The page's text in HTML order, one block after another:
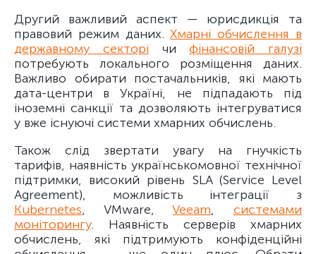
Другий важливий аспект — юрисдикція та
правовий режим даних.Хмарні обчислення в
державному секторі чифінансовій галузі
потребують локального розміщення даних.
Важливо обирати постачальників, які мають
дата-центри в Україні, не підпадають під
іноземні санкції та дозволяють інтегруватися
у вже існуючі системи хмарних обчислень.
Також слід звертати увагу на гнучкість
тарифів, наявність українськомовної технічної
підтримки, високий рівень SLA (Service Level
Agreement), можливість інтеграції з
Kubernetes, VMware,Veeam,системами
моніторингу. Наявність серверів хмарних
обчислень, які підтримують конфіденційні